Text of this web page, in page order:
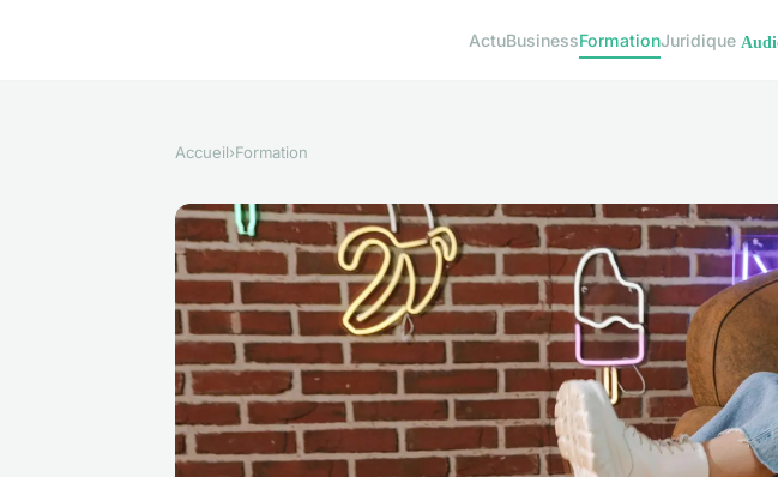
ActuBusinessFormationJuridique
Accueil›Formation